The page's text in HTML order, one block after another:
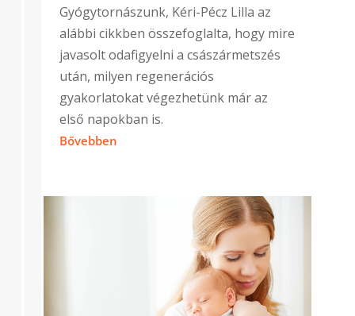
Gyógytornászunk, Kéri-Pécz Lilla az
alábbi cikkben összefoglalta, hogy mire
javasolt odafigyelni a császármetszés
után, milyen regenerációs
gyakorlatokat végezhetünk már az
első napokban is.
Bővebben